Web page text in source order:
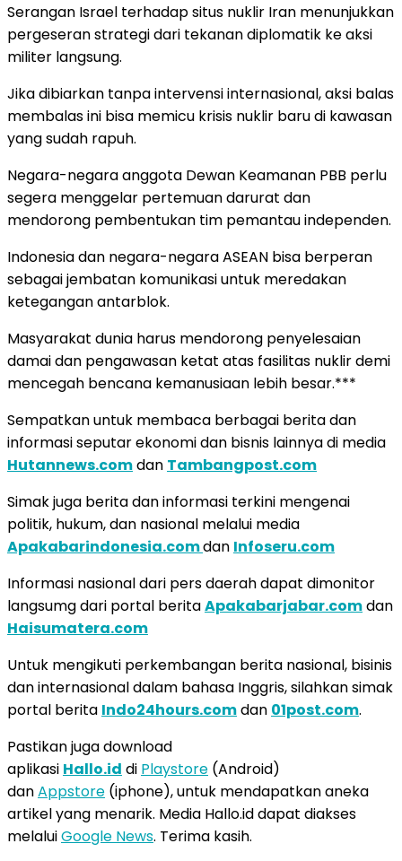
Serangan Israel terhadap situs nuklir Iran menunjukkan
pergeseran strategi dari tekanan diplomatik ke aksi
militer langsung.
Jika dibiarkan tanpa intervensi internasional, aksi balas
membalas ini bisa memicu krisis nuklir baru di kawasan
yang sudah rapuh.
Negara-negara anggota Dewan Keamanan PBB perlu
segera menggelar pertemuan darurat dan
mendorong pembentukan tim pemantau independen.
Indonesia dan negara-negara ASEAN bisa berperan
sebagai jembatan komunikasi untuk meredakan
ketegangan antarblok.
Masyarakat dunia harus mendorong penyelesaian
damai dan pengawasan ketat atas fasilitas nuklir demi
mencegah bencana kemanusiaan lebih besar.***
Sempatkan untuk membaca berbagai berita dan
informasi seputar ekonomi dan bisnis lainnya di media
Hutannews.comdan Tambangpost.com
Simak juga berita dan informasi terkini mengenai
politik, hukum, dan nasional melalui media
Apakabarindonesia.comdan Infoseru.com
Informasi nasional dari pers daerah dapat dimonitor
langsumg dari portal beritaApakabarjabar.comdan
Haisumatera.com
Untuk mengikuti perkembangan berita nasional, bisinis
dan internasional dalam bahasa Inggris, silahkan simak
portal berita Indo24hours.comdan 01post.com.
Pastikan juga download
aplikasi Hallo.id di Playstore (Android)
danAppstore (iphone), untuk mendapatkan aneka
artikel yang menarik. Media Hallo.id dapat diakses
melaluiGoogle News. Terima kasih.